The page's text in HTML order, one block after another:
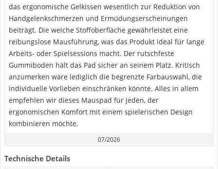
das ergonomische Gelkissen wesentlich zur Reduktion von
Handgelenkschmerzen und Ermüdungserscheinungen
beiträgt. Die weiche Stoffoberfläche gewährleistet eine
reibungslose Mausführung, was das Produkt ideal für lange
Arbeits- oder Spielsessions macht. Der rutschfeste
Gummiboden hält das Pad sicher an seinem Platz. Kritisch
anzumerken wäre lediglich die begrenzte Farbauswahl, die
individuelle Vorlieben einschränken könnte. Alles in allem
empfehlen wir dieses Mauspad für jeden, der
ergonomischen Komfort mit einem spielerischen Design
kombinieren möchte.
07/2026
Technische Details